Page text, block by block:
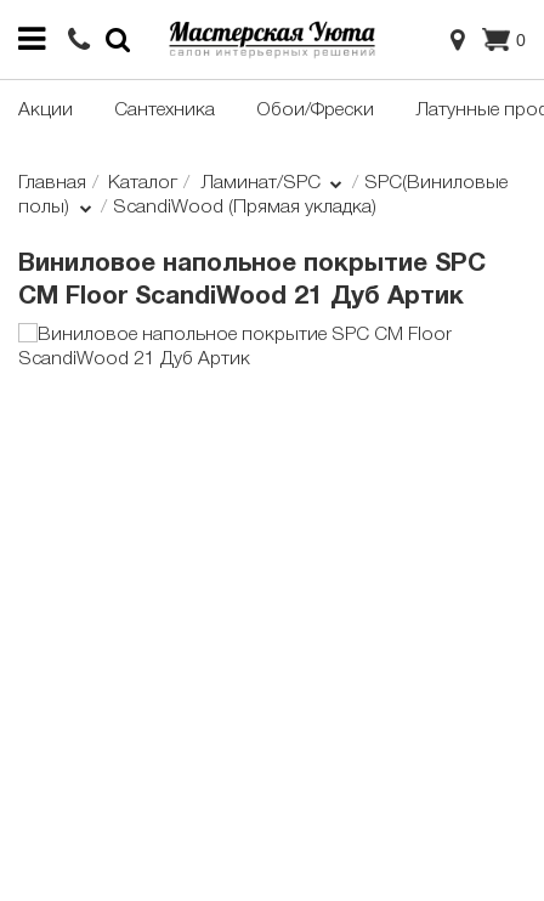
0
Акции Сантехника Обои/Фрески Латунные
Главная Каталог Ламинат/SPC
SPC(Виниловые
полы)
ScandiWood (Прямая укладка)
Виниловое напольное покрытие SPC
CM Floor ScandiWood 21 Дуб Артик